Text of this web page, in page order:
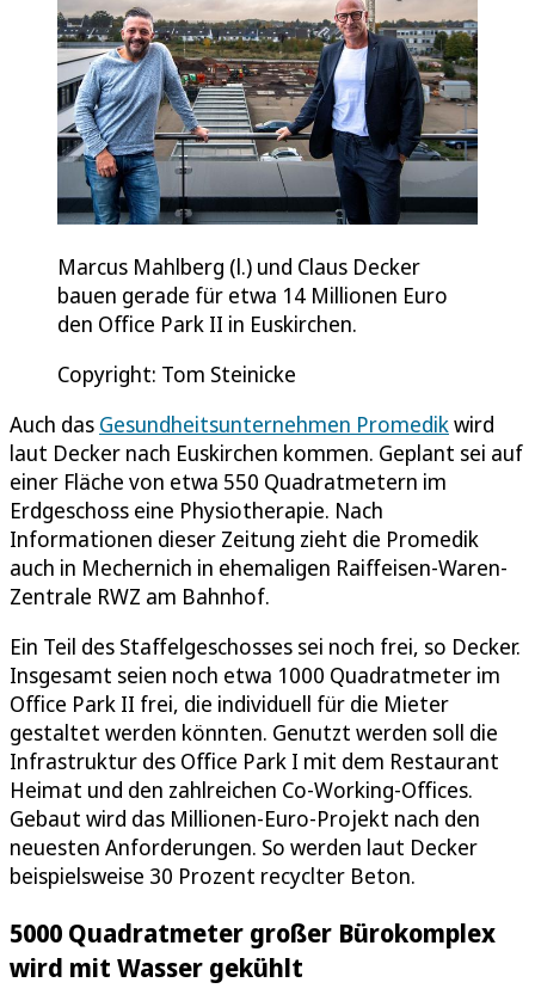
Marcus Mahlberg (l.) und Claus Decker
bauen gerade für etwa 14 Millionen Euro
den Office Park II in Euskirchen.
Copyright: Tom Steinicke
Auch das Gesundheitsunternehmen Promedikwird
laut Decker nach Euskirchen kommen. Geplant sei auf
einer Fläche von etwa 550 Quadratmetern im
Erdgeschoss eine Physiotherapie. Nach
Informationen dieser Zeitung zieht die Promedik
auch in Mechernich in ehemaligen Raiffeisen-Waren-
Zentrale RWZ am Bahnhof.
Ein Teil des Staffelgeschosses sei noch frei, so Decker.
Insgesamt seien noch etwa 1000 Quadratmeter im
Office Park II frei, die individuell für die Mieter
gestaltet werden könnten. Genutzt werden soll die
Infrastruktur des Office Park I mit dem Restaurant
Heimat und den zahlreichen Co-Working-Offices.
Gebaut wird das Millionen-Euro-Projekt nach den
neuesten Anforderungen. So werden laut Decker
beispielsweise 30 Prozent recyclter Beton.
5000 Quadratmeter großer Bürokomplex
wird mit Wasser gekühlt